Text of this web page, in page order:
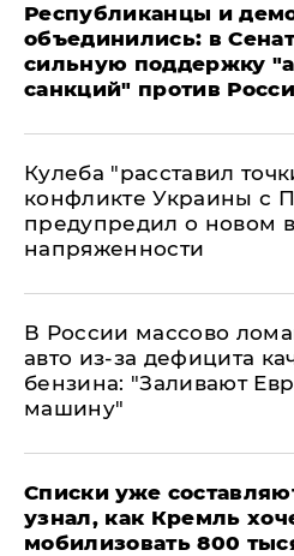
Республиканцы и
объединились: в
сильную поддержку
санкций" против
Кулеба "расставил
конфликте Украины с
предупредил о новом
напряженности
В России массово
авто из-за дефицита
бензина: "Заливают
машину"
Списки уже
узнал, как Кремль
мобилизовать 800